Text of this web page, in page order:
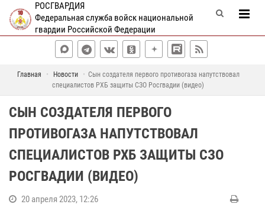
РОСГВАРДИЯ
Федеральная служба войск национальной
гвардии Российской Федерации
Главная Новости
Сын создателя первого противогаза напутствовал
специалистов РХБ защиты СЗО Росгвадии (видео)
СЫН СОЗДАТЕЛЯ ПЕРВОГО
ПРОТИВОГАЗА НАПУТСТВОВАЛ
СПЕЦИАЛИСТОВ РХБ ЗАЩИТЫ СЗО
РОСГВАДИИ (ВИДЕО)
20 апреля 2023, 12:26